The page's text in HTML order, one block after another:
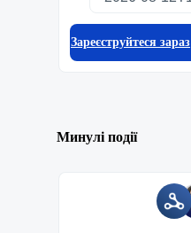
Зареєструйтеся зараз
Минулі події